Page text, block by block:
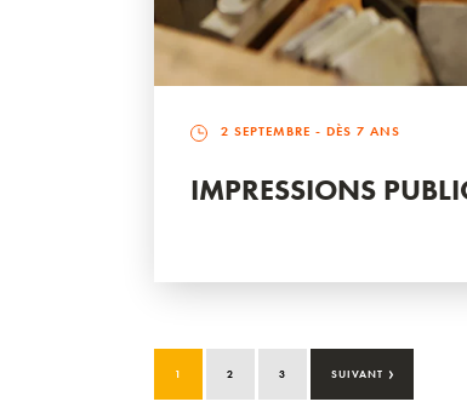
2 SEPTEMBRE - DÈS 7 ANS
IMPRESSIONS
1 2 3 SUIVANT ›